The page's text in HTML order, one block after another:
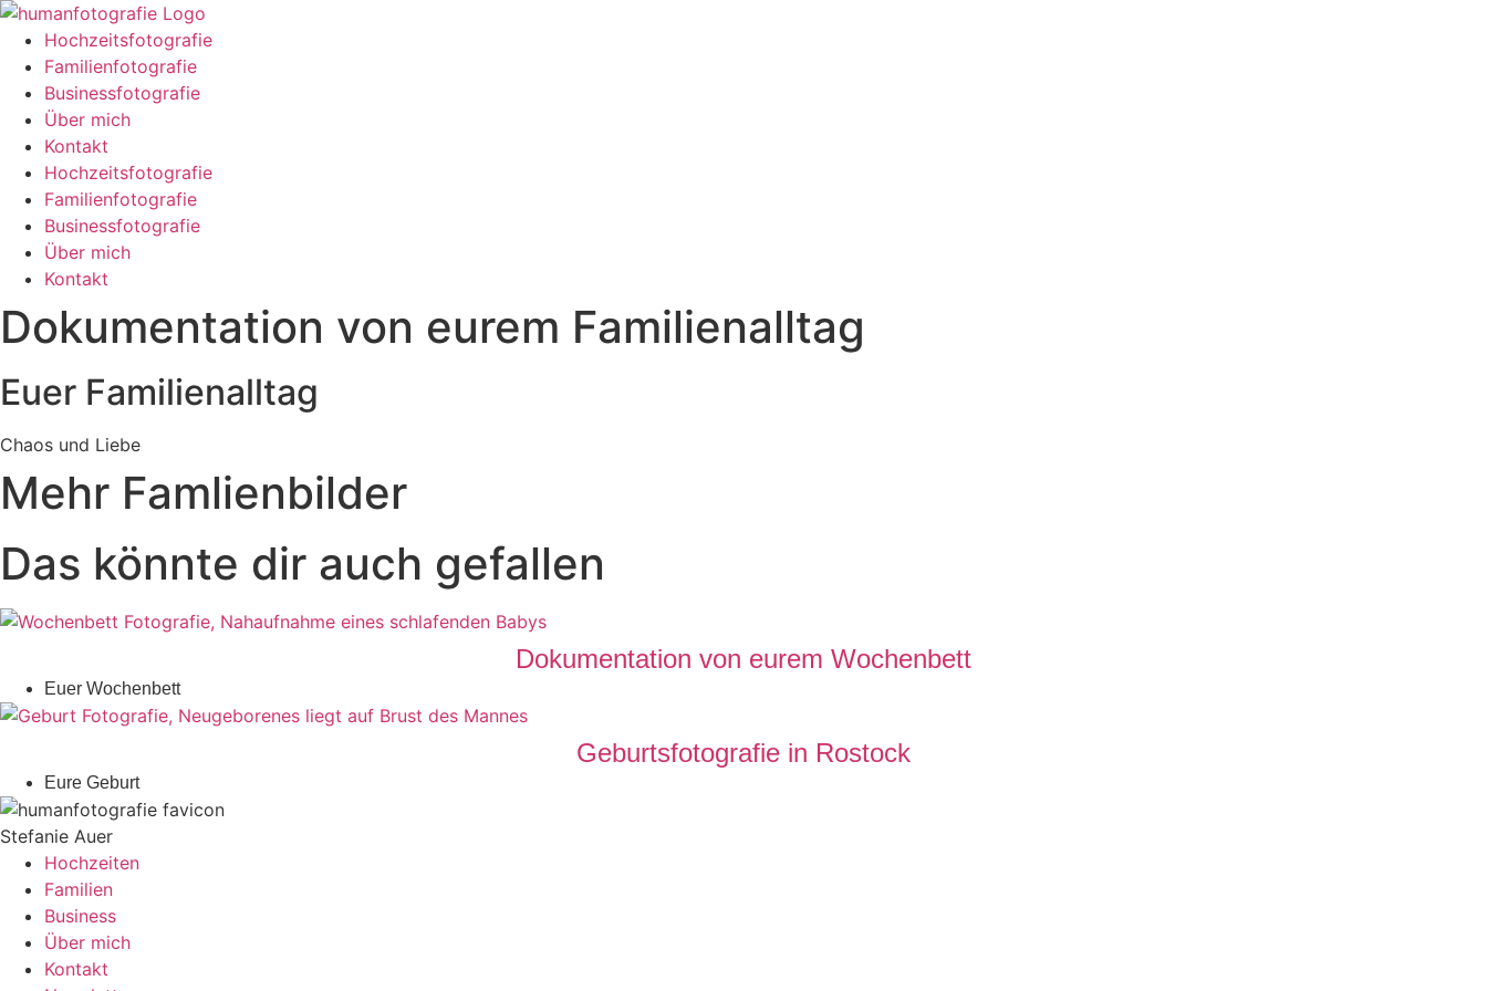
Zum
Inhalt
springen
Hochzeitsfotografie
Familienfotografie
Businessfotografie
Über mich
Kontakt
Hochzeitsfotografie
Familienfotografie
Businessfotografie
Über mich
Kontakt
Dokumentation von eurem Familienalltag
Euer Familienalltag
Chaos und Liebe
Mehr Famlienbilder
Das könnte dir auch gefallen
Dokumentation von eurem Wochenbett
Euer Wochenbett
Geburtsfotografie in Rostock
Eure Geburt
Stefanie Auer
Hochzeiten
Familien
Business
Über mich
Kontakt